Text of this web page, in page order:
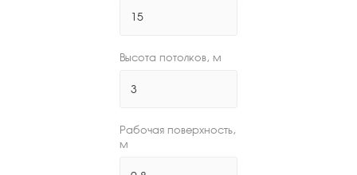
Высота потолков, м
Рабочая поверхность,
м